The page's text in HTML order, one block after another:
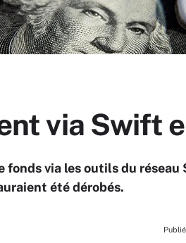
via Swift
fonds via les outils du réseau
été dérobés.